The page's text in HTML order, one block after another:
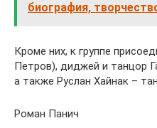
биография,
Кроме них, к группе
Петров), диджей и танцор
а также Руслан Хайнак –
Роман Панич